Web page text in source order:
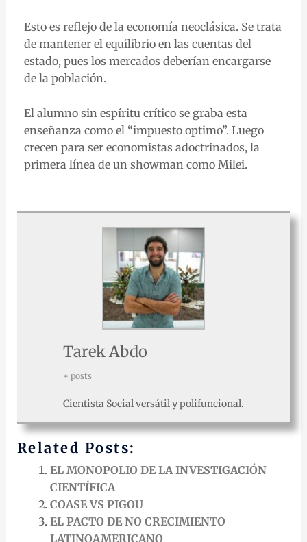
Esto es reflejo de la economía neoclásica. Se trata
de mantener el equilibrio en las cuentas del
estado, pues los mercados deberían encargarse
de la población.
El alumno sin espíritu crítico se graba esta
enseñanza como el “impuesto optimo”. Luego
crecen para ser economistas adoctrinados, la
primera línea de un showman como Milei.
Tarek Abdo
+ posts
Cientista Social versátil y polifuncional.
Related Posts:
EL MONOPOLIO DE LA INVESTIGACIÓN
CIENTÍFICA
COASE VS PIGOU
EL PACTO DE NO CRECIMIENTO
LATINOAMERICANO